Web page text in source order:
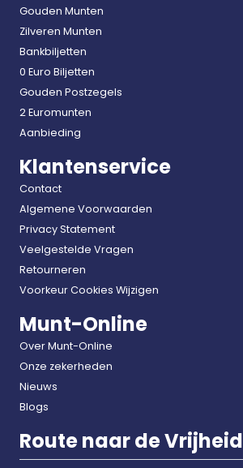
Gouden Munten
Zilveren Munten
Bankbiljetten
0 Euro Biljetten
Gouden Postzegels
2 Euromunten
Aanbieding
Klantenservice
Contact
Algemene Voorwaarden
Privacy Statement
Veelgestelde Vragen
Retourneren
Voorkeur Cookies Wijzigen
Munt-Online
Over Munt-Online
Onze zekerheden
Nieuws
Blogs
Route naar de Vrijheid